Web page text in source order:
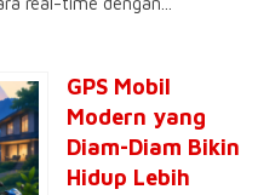
GPS Mobil
Modern yang
Diam-Diam Bikin
Hidup Lebih